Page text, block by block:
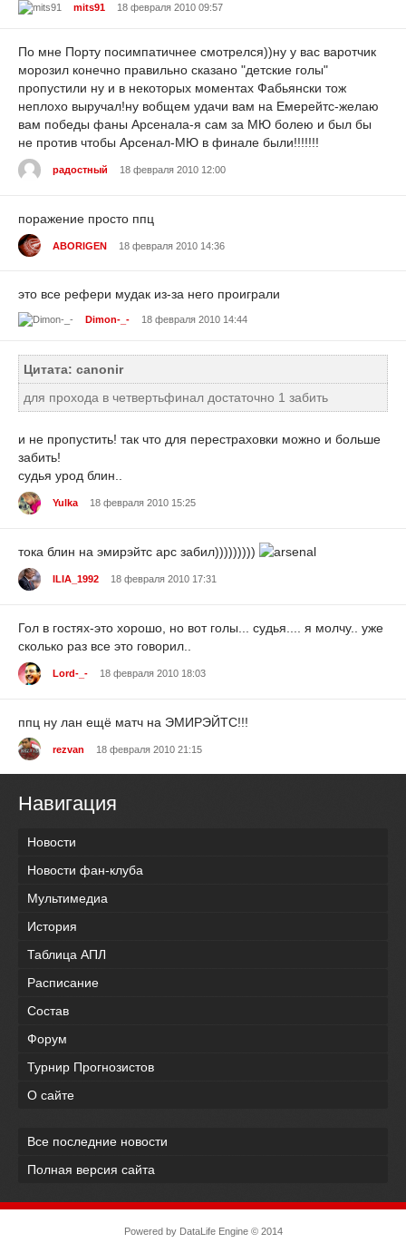
mits91 18 февраля 2010 09:57
По мне Порту посимпатичнее смотрелся))ну у вас варотчик
морозил конечно правильно сказано "детские голы"
пропустили ну и в некоторых моментах Фабьянски тож
неплохо выручал!ну вобщем удачи вам на Емерейтс-желаю
вам победы фаны Арсенала-я сам за МЮ болею и был бы
не против чтобы Арсенал-МЮ в финале были!!!!!!!
радостный 18 февраля 2010 12:00
поражение просто ппц
ABORIGEN 18 февраля 2010 14:36
это все рефери мудак из-за него проиграли
Dimon-_- 18 февраля 2010 14:44
Цитата: canonir
для прохода в четвертьфинал достаточно 1 забить
и не пропустить! так что для перестраховки можно и больше
забить!
судья урод блин..
Yulka 18 февраля 2010 15:25
тока блин на эмирэйтс арс забил)))))))))
ILIA_1992 18 февраля 2010 17:31
Гол в гостях-это хорошо, но вот голы... судья.... я молчу.. уже
сколько раз все это говорил..
Lord-_- 18 февраля 2010 18:03
ппц ну лан ещё матч на ЭМИРЭЙТС!!!
rezvan 18 февраля 2010 21:15
Навигация
Новости
Новости фан-клуба
Мультимедиа
История
Таблица АПЛ
Расписание
Состав
Форум
Турнир Прогнозистов
О сайте
Все последние новости
Полная версия сайта
Powered by DataLife Engine© 2014